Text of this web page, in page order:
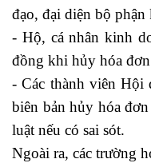
đạo, đại diện bộ phận
- Hộ, cá nhân kinh
đồng khi hủy hóa
- Các thành viên Hội
biên bản hủy hóa
luật nếu có sai sót.
Ngoài ra, các trường